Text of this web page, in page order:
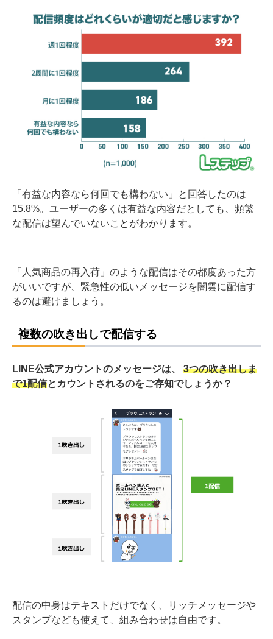
「有益な内容なら何回でも構わない」と回答したのは
15.8%。ユーザーの多くは有益な内容だとしても、頻繁
な配信は望んでいないことがわかります。
「人気商品の再入荷」のような配信はその都度あった方
がいいですが、緊急性の低いメッセージを闇雲に配信す
るのは避けましょう。
複数の吹き出しで配信する
LINE公式アカウントのメッセージは、 3つの吹き出しま
で1配信とカウントされるのをご存知でしょうか？
配信の中身はテキストだけでなく、リッチメッセージや
スタンプなども使えて、組み合わせは自由です。